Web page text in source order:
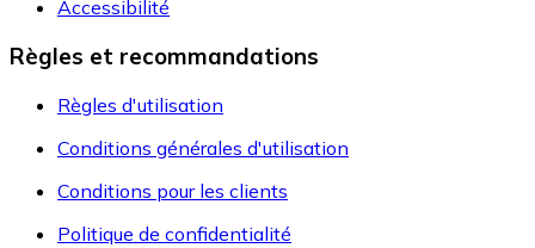
Accessibilité
Règles et recommandations
Règles d'utilisation
Conditions générales d'utilisation
Conditions pour les clients
Politique de confidentialité